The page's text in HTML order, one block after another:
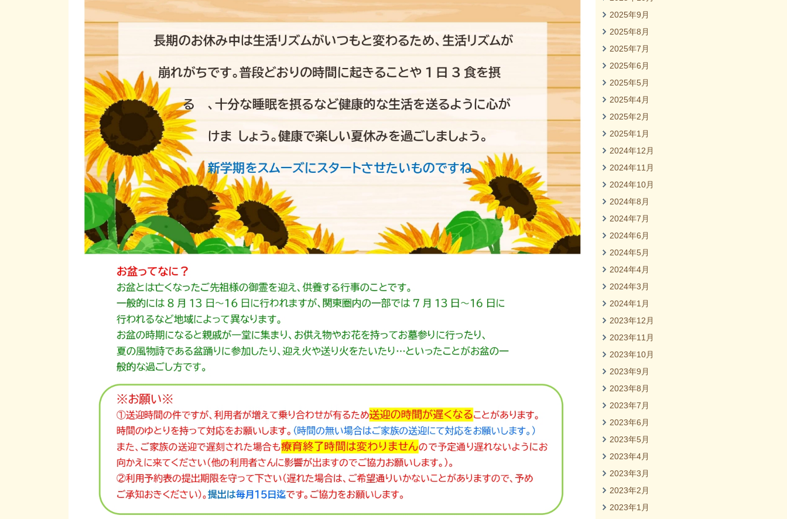
2025年9月
2025年8月
2025年7月
2025年6月
2025年5月
2025年4月
2025年2月
2025年1月
2024年12月
2024年11月
2024年10月
2024年8月
2024年7月
2024年6月
2024年5月
2024年4月
2024年3月
2024年1月
2023年12月
2023年11月
2023年10月
2023年9月
2023年8月
2023年7月
2023年6月
2023年5月
2023年4月
2023年3月
2023年2月
2023年1月